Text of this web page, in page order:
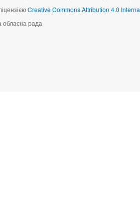
Creative Commons Attribution 4.0
рада